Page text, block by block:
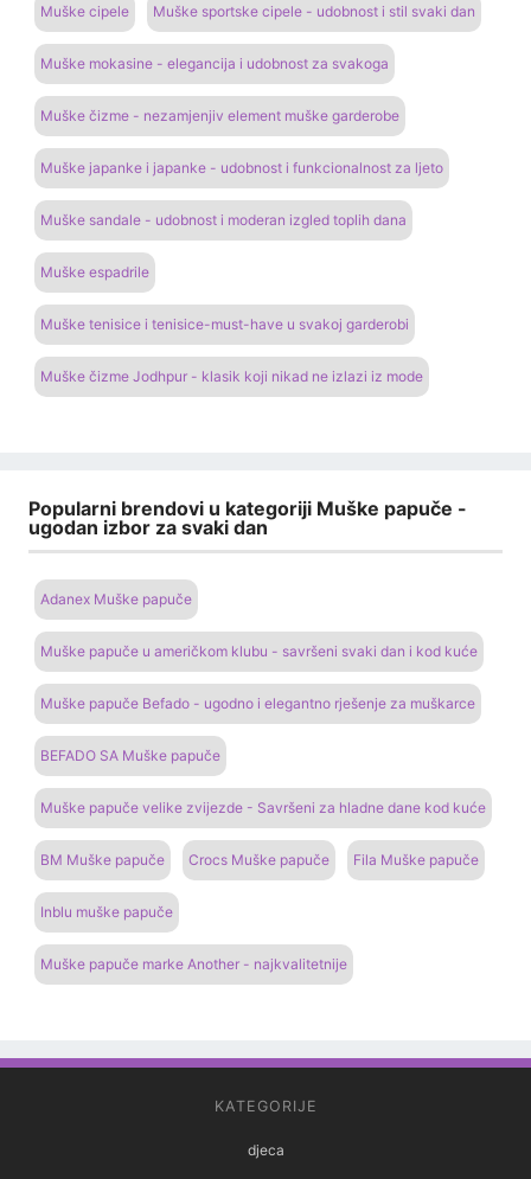
Muške cipele Muške sportske cipele - udobnost i stil svaki dan
Muške mokasine - elegancija i udobnost za svakoga
Muške čizme - nezamjenjiv element muške garderobe
Muške japanke i japanke - udobnost i funkcionalnost za ljeto
Muške sandale - udobnost i moderan izgled toplih dana
Muške espadrile
Muške tenisice i tenisice-must-have u svakoj garderobi
Muške čizme Jodhpur - klasik koji nikad ne izlazi iz mode
Popularni brendovi u kategoriji Muške papuče -
ugodan izbor za svaki dan
Adanex Muške papuče
Muške papuče u američkom klubu - savršeni svaki dan i kod kuće
Muške papuče Befado - ugodno i elegantno rješenje za muškarce
BEFADO SA Muške papuče
Muške papuče velike zvijezde - Savršeni za hladne dane kod kuće
BM Muške papuče Crocs Muške papuče Fila Muške papuče
Inblu muške papuče
Muške papuče marke Another - najkvalitetnije
KATEGORIJE
djeca